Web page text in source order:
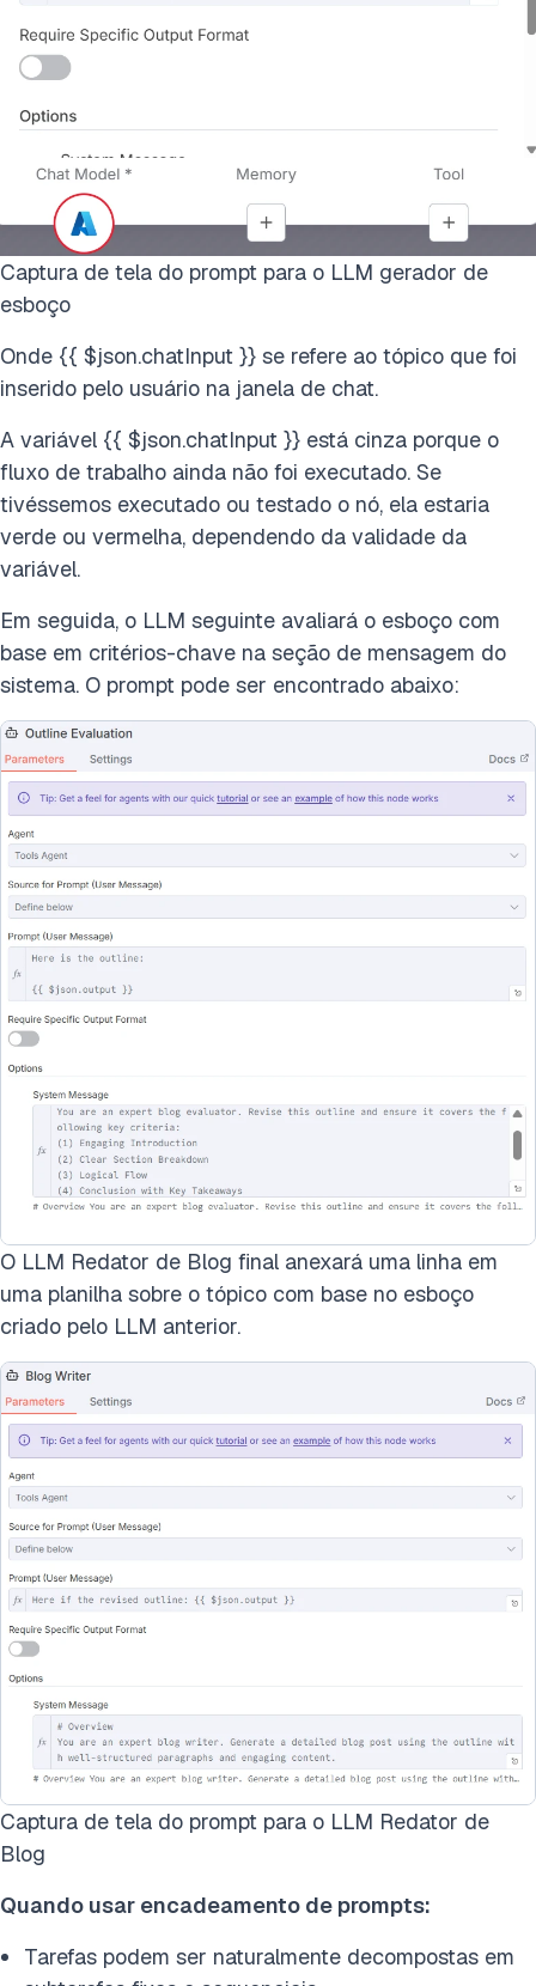
Captura de tela do prompt para o LLM gerador de
esboço
Onde {{ $json.chatInput }} se refere ao tópico que foi
inserido pelo usuário na janela de chat.
A variável {{ $json.chatInput }} está cinza porque o
fluxo de trabalho ainda não foi executado. Se
tivéssemos executado ou testado o nó, ela estaria
verde ou vermelha, dependendo da validade da
variável.
Em seguida, o LLM seguinte avaliará o esboço com
base em critérios-chave na seção de mensagem do
sistema. O prompt pode ser encontrado abaixo:
O LLM Redator de Blog final anexará uma linha em
uma planilha sobre o tópico com base no esboço
criado pelo LLM anterior.
Captura de tela do prompt para o LLM Redator de
Blog
Quando usar encadeamento de prompts:
Tarefas podem ser naturalmente decompostas em